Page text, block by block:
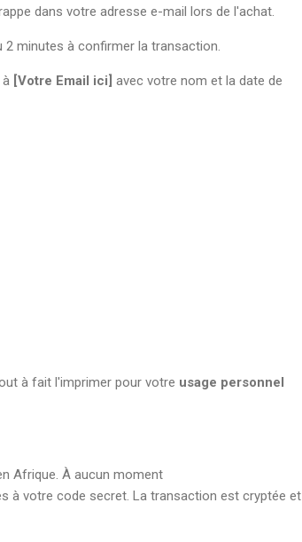
dans votre adresse e-mail lors de l'achat.
minutes à confirmer la transaction.
[Votre Email ici] avec votre nom et la date de
à fait l'imprimer pour votre usage personnel
Afrique. À aucun moment
à votre code secret. La transaction est cryptée et